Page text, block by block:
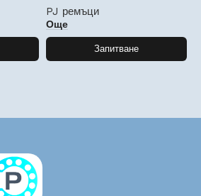
PJ ремъци
Още
Запитване